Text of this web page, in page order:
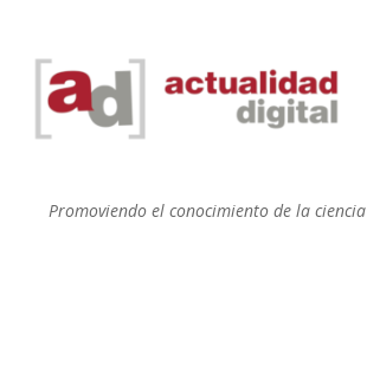
Promoviendo el conocimiento de la